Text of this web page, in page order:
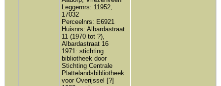
Leggernrs: 11952,
17032
Perceelnrs: E6921
Huisnrs: Albardastraat
11 (1970 tot ?),
Albardastraat 16
1971: stichting
bibliotheek door
Stichting Centrale
Plattelandsbibliotheek
voor Overijssel [?]